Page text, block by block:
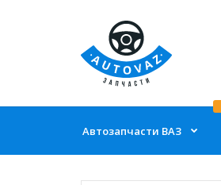
Автозапчасти ВАЗ